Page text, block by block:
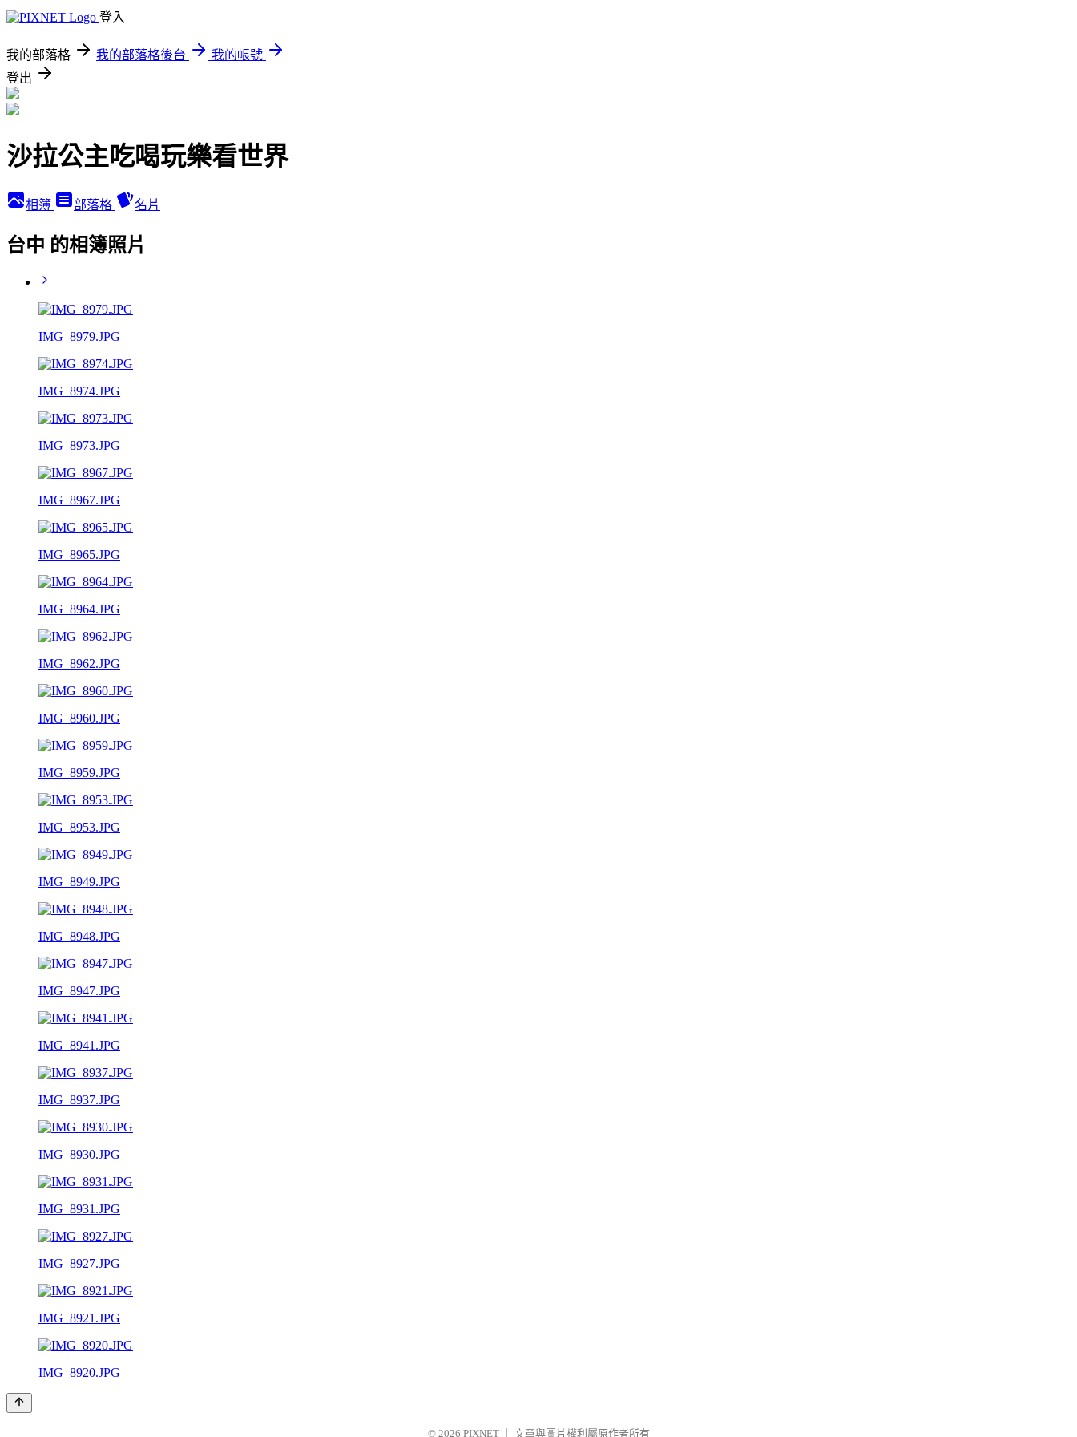
登入
我的部落格 我的部落格後台
我的帳號
登出
沙拉公主吃喝玩樂看世界
相簿 部落格 名片
台中 的相簿照片
IMG_8979.JPG
IMG_8974.JPG
IMG_8973.JPG
IMG_8967.JPG
IMG_8965.JPG
IMG_8964.JPG
IMG_8962.JPG
IMG_8960.JPG
IMG_8959.JPG
IMG_8953.JPG
IMG_8949.JPG
IMG_8948.JPG
IMG_8947.JPG
IMG_8941.JPG
IMG_8937.JPG
IMG_8930.JPG
IMG_8931.JPG
IMG_8927.JPG
IMG_8921.JPG
IMG_8920.JPG
© 2026 PIXNET 文章與圖片權利屬原作者所有